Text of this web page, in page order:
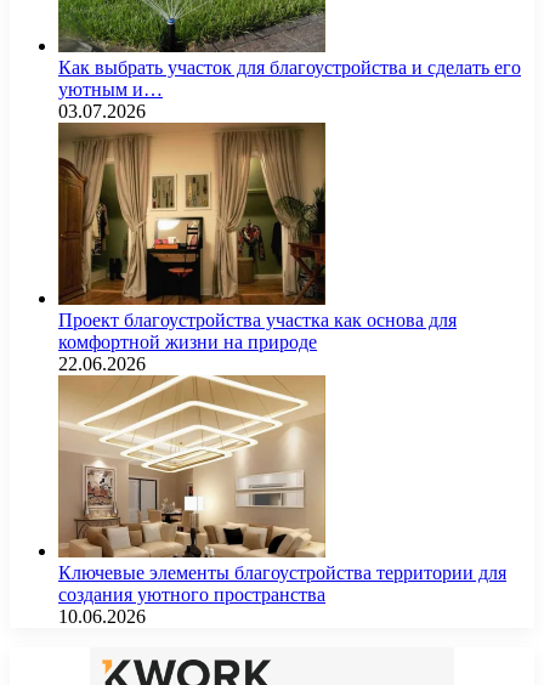
Как выбрать участок для благоустройства и сделать его
уютным и…
03.07.2026
Проект благоустройства участка как основа для
комфортной жизни на природе
22.06.2026
Ключевые элементы благоустройства территории для
создания уютного пространства
10.06.2026